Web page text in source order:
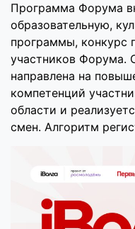
Программа Форума
образовательную,
программы, конкурс
участников Форума.
направлена на
компетенций
области и
смен. Алгоритм